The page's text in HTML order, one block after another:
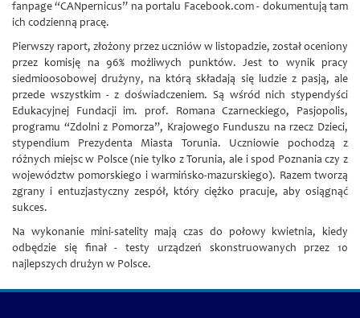
fanpage “CANpernicus” na portalu Facebook.com - dokumentują tam
ich codzienną pracę.
Pierwszy raport, złożony przez uczniów w listopadzie, został oceniony
przez komisję na 96% możliwych punktów. Jest to wynik pracy
siedmioosobowej drużyny, na którą składają się ludzie z pasją, ale
przede wszystkim - z doświadczeniem. Są wśród nich stypendyści
Edukacyjnej Fundacji im. prof. Romana Czarneckiego, Pasjopolis,
programu “Zdolni z Pomorza”, Krajowego Funduszu na rzecz Dzieci,
stypendium Prezydenta Miasta Torunia. Uczniowie pochodzą z
różnych miejsc w Polsce (nie tylko z Torunia, ale i spod Poznania czy z
województw pomorskiego i warmińsko-mazurskiego). Razem tworzą
zgrany i entuzjastyczny zespół, który ciężko pracuje, aby osiągnąć
sukces.
Na wykonanie mini-satelity mają czas do połowy kwietnia, kiedy
odbędzie się finał - testy urządzeń skonstruowanych przez 10
najlepszych drużyn w Polsce.